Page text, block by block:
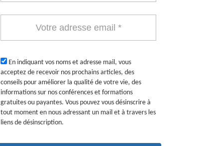
En indiquant vos noms et adresse mail, vous
acceptez de recevoir nos prochains articles, des
conseils pour améliorer la qualité de votre vie, des
informations sur nos conférences et formations
gratuites ou payantes. Vous pouvez vous désinscrire à
tout moment en nous adressant un mail et à travers les
liens de désinscription.